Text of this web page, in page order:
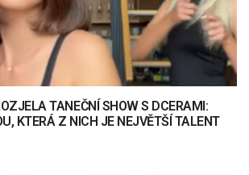
TANEČNÍ SHOW S DCERAMI:
KTERÁ Z NICH JE NEJVĚTŠÍ TALENT